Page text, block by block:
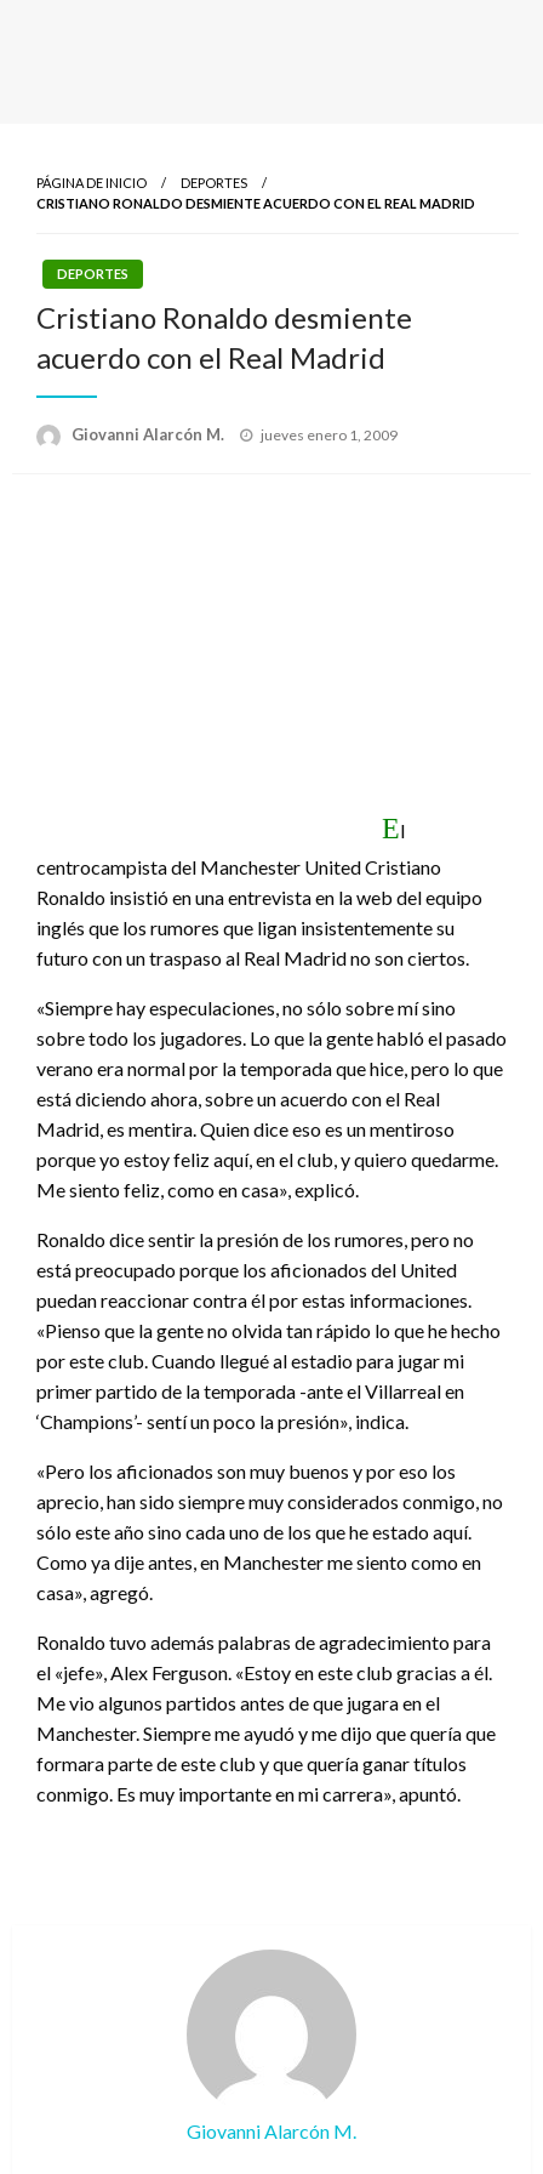
PÁGINA DE INICIO
DEPORTES
CRISTIANO RONALDO DESMIENTE ACUERDO CON EL REAL MADRID
DEPORTES
Cristiano Ronaldo desmiente
acuerdo con el Real Madrid
Giovanni Alarcón M.
Publicado
jueves enero 1, 2009
El
centrocampista del Manchester United Cristiano
Ronaldo insistió en una entrevista en la web del equipo
inglés que los rumores que ligan insistentemente su
futuro con un traspaso al Real Madrid no son ciertos.
«Siempre hay especulaciones, no sólo sobre mí sino
sobre todo los jugadores. Lo que la gente habló el pasado
verano era normal por la temporada que hice, pero lo que
está diciendo ahora, sobre un acuerdo con el Real
Madrid, es mentira. Quien dice eso es un mentiroso
porque yo estoy feliz aquí, en el club, y quiero quedarme.
Me siento feliz, como en casa», explicó.
Ronaldo dice sentir la presión de los rumores, pero no
está preocupado porque los aficionados del United
puedan reaccionar contra él por estas informaciones.
«Pienso que la gente no olvida tan rápido lo que he hecho
por este club. Cuando llegué al estadio para jugar mi
primer partido de la temporada -ante el Villarreal en
‘Champions’- sentí un poco la presión», indica.
«Pero los aficionados son muy buenos y por eso los
aprecio, han sido siempre muy considerados conmigo, no
sólo este año sino cada uno de los que he estado aquí.
Como ya dije antes, en Manchester me siento como en
casa», agregó.
Ronaldo tuvo además palabras de agradecimiento para
el «jefe», Alex Ferguson. «Estoy en este club gracias a él.
Me vio algunos partidos antes de que jugara en el
Manchester. Siempre me ayudó y me dijo que quería que
formara parte de este club y que quería ganar títulos
conmigo. Es muy importante en mi carrera», apuntó.
Giovanni Alarcón M.